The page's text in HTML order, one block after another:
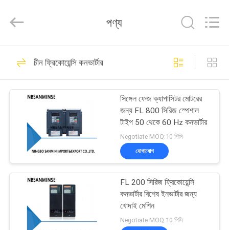
পণ্য
আমাদের
কারখানা
Export
Rights
বায়ুসংক্রান্ত Solenoid
ভালভ
574
বায়ুসংক্রান্ত পালস ভালভ
62
পণ্য
চীন ফ্রিকোয়েন্সি কনভার্টার
সিঙ্গেল ফেজ ক্যাপাসিটর মোটরের
জন্য FL 800 সিরিজ স্পেশাল
টাইপ 50 থেকে 60 Hz কনভার্টার
Negotiate MOQ:10 পিসি
যোগাযোগ
FL 200 সিরিজ ফ্রিকোয়েন্সি
কনভার্টার বিশেষ ইনভার্টার জন্য
খোদাই মেশিন
Negotiate MOQ:10 পিসি